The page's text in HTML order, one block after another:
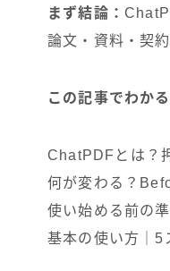
まず結論：
論文・資料・契
この記事でわかる
ChatPDFとは？
何が変わる？
使い始める前の
基本の使い方｜5